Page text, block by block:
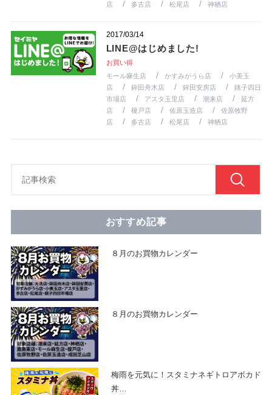
店
多古店 松尾店 神栖店
2017/03/14
LINE@はじめました!
お買い得
モール麻生店
かすみがうら店
小美玉
店
鉾田舟木店 鉾田安房店
銚子四日
市場店
アスタ玉里店 潮来店
延方
店
榎戸店 佐原玉造店
佐原牧野
店
多古店 松尾店 神栖店
おすすめ記事
８月のお買物カレンダー
８月のお買物カレンダー
梅雨を元気に！スタミナネギトロアボカド
丼…